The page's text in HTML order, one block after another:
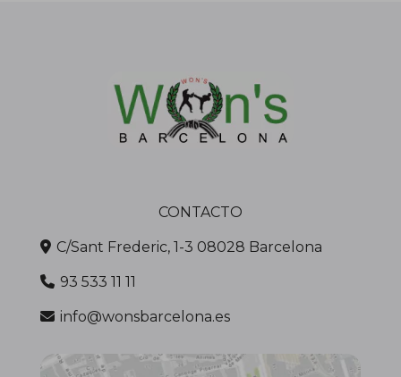
CONTACTO
C/Sant Frederic, 1-3 08028 Barcelona
93 533 11 11
info@wonsbarcelona.es